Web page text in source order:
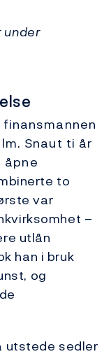
under
Snaut ti år
to
var
–
utlån
han i bruk
og
utstede sedler